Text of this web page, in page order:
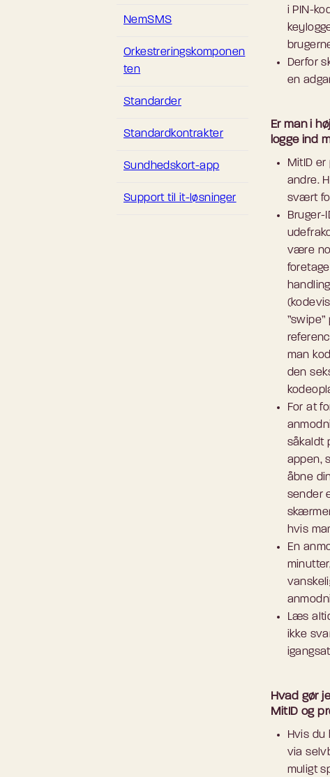
NemSMS
Orkestreringskomponen
ten
Standarder
Standardkontrakter
Sundhedskort-app
Support til it-løsninger
i PIN-
Derfor
en
Er man i
logge ind
MitID
andre.
svært
Bruger-
være
man
den
For at
såkaldt
appen,
åbne
sender
hvis
En
Læs
ikke
Hvad gør
MitID og
Hvis du
via
muligt